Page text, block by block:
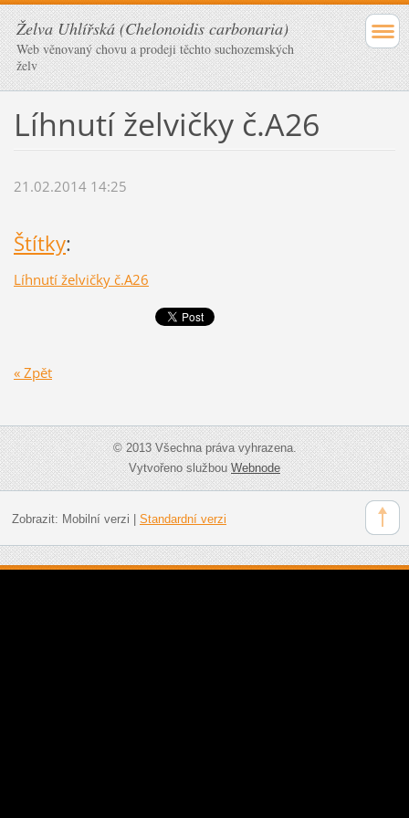
Želva Uhlířská (Chelonoidis carbonaria)
Web věnovaný chovu a prodeji těchto suchozemských
želv
Líhnutí želvičky č.A26
21.02.2014 14:25
Štítky:
Líhnutí želvičky č.A26
« Zpět
© 2013 Všechna práva vyhrazena.
Vytvořeno službouWebnode
Zobrazit: Mobilní verzi Standardní verzi